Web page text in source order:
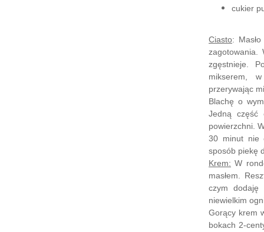
cukier
Ciasto:
zagotowania.
zgęstnieje.
mikserem,
przerywając
Blachę o
Jedną
powierzchni.
30 minut nie
sposób piekę
Krem: W
masłem.
czym dodaję
niewielkim
Gorący krem
bokach 2-